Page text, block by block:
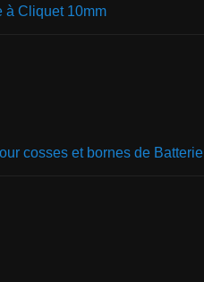
à Cliquet 10mm
cosses et bornes de Batterie